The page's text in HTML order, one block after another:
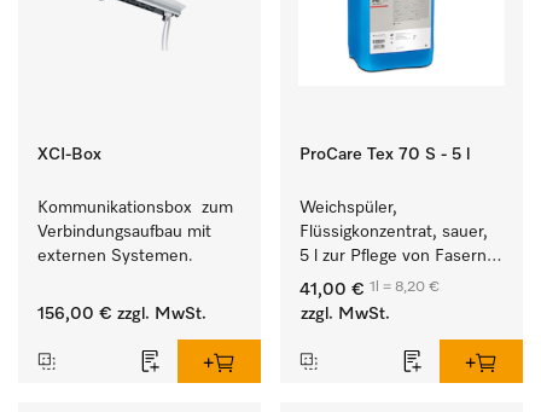
XCI-Box
Kommunikationsbox  zum
Verbindungsaufbau mit
externen Systemen.
156,00 € zzgl. MwSt.
ProCare Tex 70 S - 5 l
Weichspüler,
Flüssigkonzentrat, sauer,
5 l zur Pflege von Fasern
für eine langfristige
Geschmeidigkeit der
41,00 € 1l = 8,20 €
zzgl. MwSt.